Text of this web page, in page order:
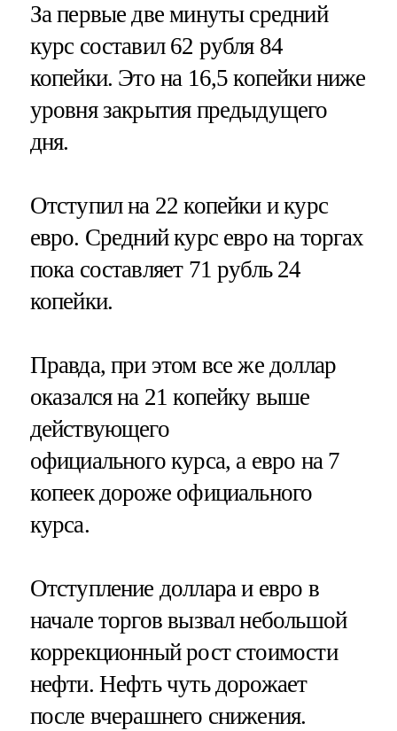
За первые две минуты средний
курс составил 62 рубля 84
копейки. Это на 16,5 копейки ниже
уровня закрытия предыдущего
дня.
Отступил на 22 копейки и курс
евро. Средний курс евро на торгах
пока составляет 71 рубль 24
копейки.
Правда, при этом все же доллар
оказался на 21 копейку выше
действующего
официального курса, а евро на 7
копеек дороже официального
курса.
Отступление доллара и евро в
начале торгов вызвал небольшой
коррекционный рост стоимости
нефти. Нефть чуть дорожает
после вчерашнего снижения.